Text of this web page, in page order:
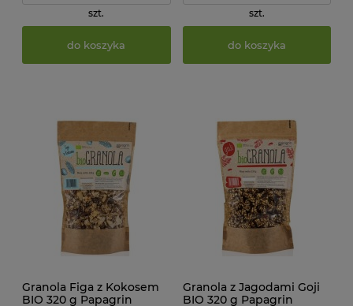
szt.
do koszyka
szt.
do koszyka
Granola Figa z Kokosem
BIO 320 g Papagrin
Granola z Jagodami Goji
BIO 320 g Papagrin